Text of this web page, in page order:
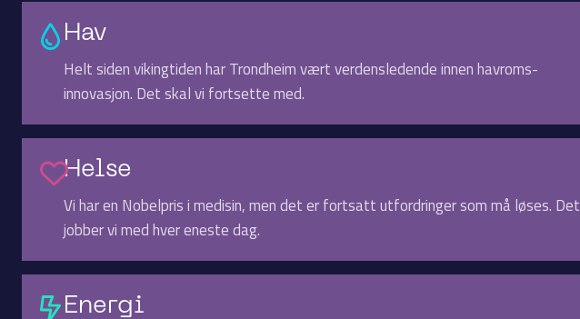
Hav
Helt siden vikingtiden har Trondheim vært verdensledende innen havroms-
innovasjon. Det skal vi fortsette med.
Helse
Vi har en Nobelpris i medisin, men det er fortsatt utfordringer som må løses. Det
jobber vi med hver eneste dag.
Energi